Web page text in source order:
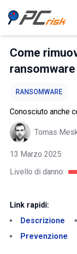
Come
ransomware
RANSOMWARE
Conosciuto anche
Tomas
13 Marzo 2025
Livello di danno:
Link rapidi:
Descrizione
Prevenzione